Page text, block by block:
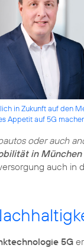
in Zukunft auf den
Appetit auf 5G
oder auch
in München
auch in
5G